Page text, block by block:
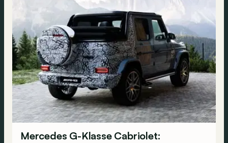
Mercedes G-Klasse Cabriolet: